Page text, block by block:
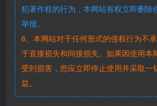
犯著作权的行为，本网站有权立即删除
举报。
6、本网站对于任何形式的侵权行为不
于直接损失和间接损失。如果因使用本
受到损害，您应立即停止使用并采取一
益。